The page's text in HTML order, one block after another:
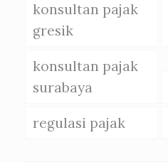
konsultan pajak
gresik
konsultan pajak
surabaya
regulasi pajak